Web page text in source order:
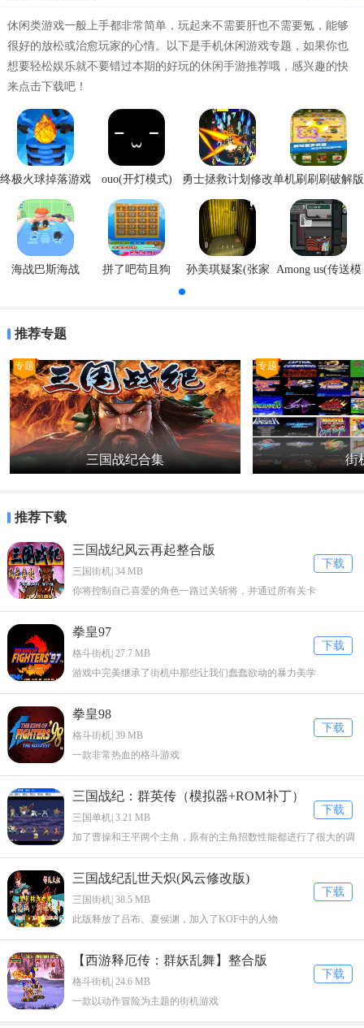
3、陷进很多，你可以沉浸在不同的模式去收集线索，从而成功解
开谜题。
详细信息
B                    当前版本：v1.1.2
Rom使用说明
1、下载安装模拟器，市面上比较全面的就是mame模拟器。
2、下载之后对其解压，要注意的是在解压的文件夹中会有一个roms文
件夹，这就是我们存放游戏ROM的唯一地方，而且Roms文件夹本身里
3、将下载到的MAME游戏ROM，放到上面说的roms文件夹下。
4、注意：ROM是ZIP格式，但是不要解压缩也不要更改名字，否则模
拟器可能不能识别该游戏。
5、双击mame32p.exe，就是桌面上那个M字形状的图标，打开模拟
器，点文件――校检所有游戏。
1.缺少游戏的支持文件：BIOS文件
好多游戏都需要有BIOS文件的支持才能运行，比如NEOGEO的游戏都
OGEO的游戏的。本区置顶有全部MAME用的BIOS文件下载地址，建
议去那儿把所有的BIOS文件都下载回来，和游戏ROM放到一起，说不
定什么时候就用得着。
2.下载的ROM是克隆游戏（也叫衍生版），而缺少主ROM
克隆游戏一般只包含与主游戏ROM不同的那部分文件，并不能独立运
行，需要把主ROM也下载下来放到一起才能玩。
3.模拟器和ROM文件的版本不相符
模拟器在不断的升级，ROM文件也一样。新版的MAME发布，或多或
版的ROM了。
4.游戏ROM文件不特别，但因为游戏版权的问题，所以官方版的MAM
E不支持，这类游戏就需要特别修改的MAME模拟器才能玩
休闲类游戏一般上手都非常简单，玩起来不需要肝也不需要氪，能够
很好的放松或治愈玩家的心情。以下是手机休闲游戏专题，如果你也
想要轻松娱乐就不要错过本期的好玩的休闲手游推荐哦，感兴趣的快
来点击下载吧！
终极火球掉落游戏
ouo(开灯模式)
勇士拯救计划修改单机刷刷刷破解版
海战巴斯海战 拼了吧苟且狗
孙美琪疑案(张家 Among us(传送模
推荐专题
专题
三国战纪合集
专题
街
推荐下载
下载
三国战纪风云再起整合版
三国街机| 34 MB
你将控制自己喜爱的角色一路过关斩将，并通过所有关卡
下载
拳皇97
格斗街机| 27.7 MB
游戏中完美继承了街机中那些让我们蠢蠢欲动的暴力美学
下载
拳皇98
格斗街机| 39 MB
一款非常热血的格斗游戏
下载
三国战纪：群英传（模拟器+ROM补丁）
三国单机| 3.21 MB
加了曹操和王平两个主角，原有的主角招数性能都进行了很大的调
下载
三国战纪乱世天炽(风云修改版)
三国街机| 38.5 MB
此版释放了吕布、夏侯渊，加入了KOF中的人物
下载
【西游释厄传：群妖乱舞】整合版
格斗街机| 24.6 MB
一款以动作冒险为主题的街机游戏